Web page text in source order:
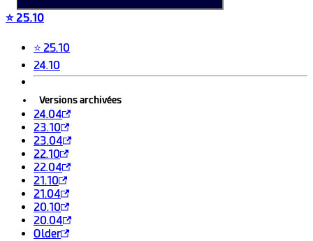
⭐ 25.10
⭐ 25.10
24.10
Versions archivées
24.04
23.10
23.04
22.10
22.04
21.10
21.04
20.10
20.04
Older